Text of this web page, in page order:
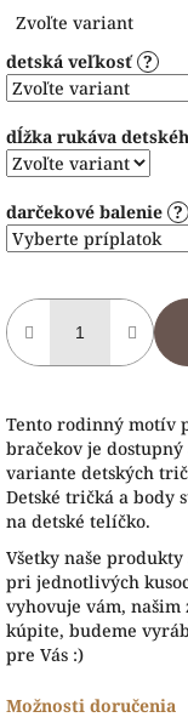
cena:
Zvoľte variant
detská veľkosť ?
dĺžka rukáva
darčekové balenie ?
Tento rodinný motív
bračekov je
variante detských
Detské tričká a body
na detské telíčko.
Všetky naše
pri jednotlivých
vyhovuje vám,
kúpite, budeme
pre Vás :)
Možnosti doručenia